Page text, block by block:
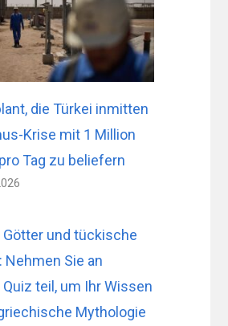
die Türkei inmitten
Krise mit 1 Million
Tag zu beliefern
Götter und tückische
Nehmen Sie an
teil, um Ihr Wissen
Mythologie